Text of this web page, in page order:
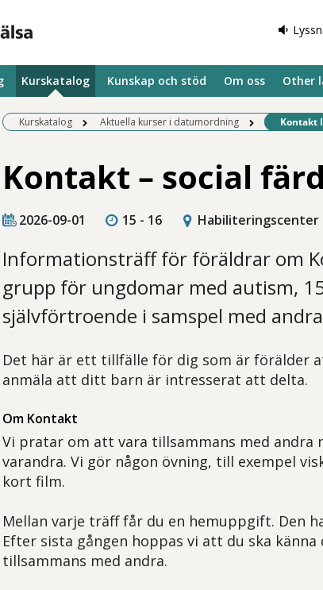
Kurskatalog Kunskap och stöd Om oss Other
Kurskatalog Aktuella kurser i datumordning Befintlig
Kontakt
Kontakt – social
2026-09-01 15 - 16 Habiliteringscenter
Informationsträff för föräldrar om
grupp för ungdomar med autism,
självförtroende i samspel med
Det här är ett tillfälle för dig som är förälder
anmäla att ditt barn är intresserat att delta.
Om Kontakt
Vi pratar om att vara tillsammans med andra
varandra. Vi gör någon övning, till exempel
kort film.
Mellan varje träff får du en hemuppgift. Den
Efter sista gången hoppas vi att du ska
tillsammans med andra.